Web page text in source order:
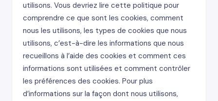
utilisons. Vous devriez lire cette politique pour
comprendre ce que sont les cookies, comment
nous les utilisons, les types de cookies que nous
utilisons, c’est-à-dire les informations que nous
recueillons à l’aide des cookies et comment ces
informations sont utilisées et comment contrôler
les préférences des cookies. Pour plus
d’informations sur la façon dont nous utilisons,